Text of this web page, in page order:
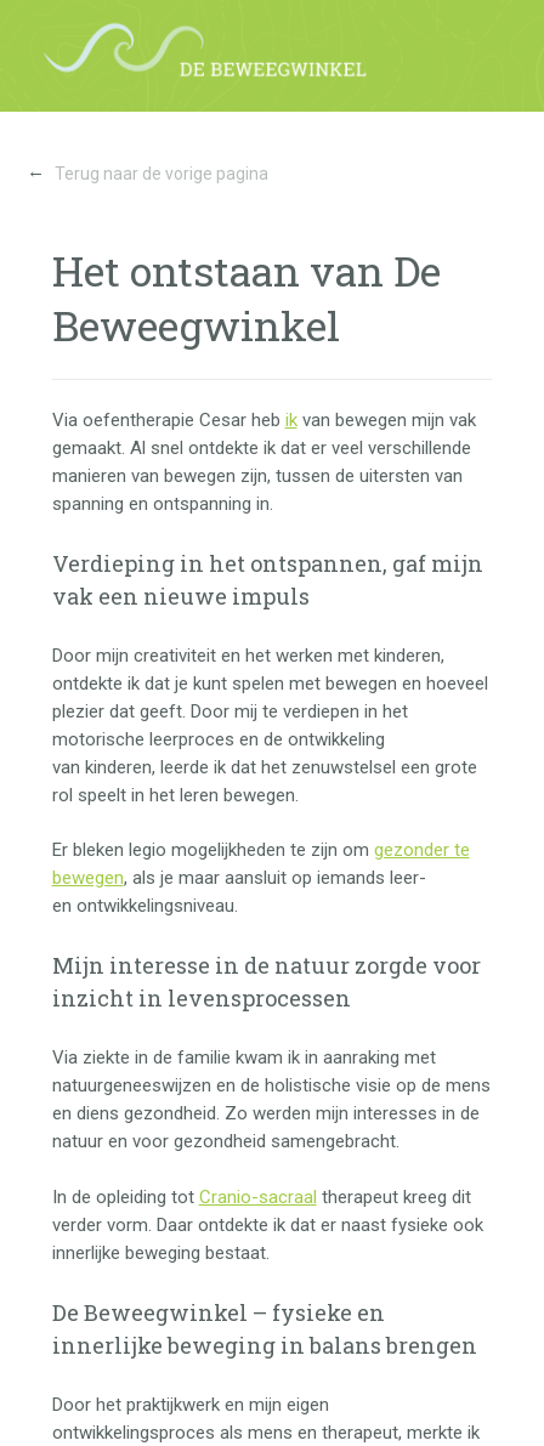
← Terug naar de vorige pagina
Het ontstaan van De
Beweegwinkel
Via oefentherapie Cesar heb ikvan bewegen mijn vak
gemaakt. Al snel ontdekte ik dat er veel verschillende
manieren van bewegen zijn, tussen de uitersten van
spanning en ontspanning in.
Verdieping in het ontspannen, gaf mijn
vak een nieuwe impuls
Door mijn creativiteit en het werken met kinderen,
ontdekte ik dat je kunt spelen met bewegen en hoeveel
plezier dat geeft. Door mij te verdiepen in het
motorische leerproces en de ontwikkeling
van kinderen, leerde ik dat het zenuwstelsel een grote
rol speelt in het leren bewegen.
Er bleken legio mogelijkheden te zijn om gezonder te
bewegen, als je maar aansluit op iemands leer-
en ontwikkelingsniveau.
Mijn interesse in de natuur zorgde voor
inzicht in levensprocessen
Via ziekte in de familie kwam ik in aanraking met
natuurgeneeswijzen en de holistische visie op de mens
en diens gezondheid. Zo werden mijn interesses in de
natuur en voor gezondheid samengebracht.
In de opleiding tot Cranio-sacraal therapeut kreeg dit
verder vorm. Daar ontdekte ik dat er naast fysieke ook
innerlijke beweging bestaat.
De Beweegwinkel – fysieke en
innerlijke beweging in balans brengen
Door het praktijkwerk en mijn eigen
ontwikkelingsproces als mens en therapeut, merkte ik